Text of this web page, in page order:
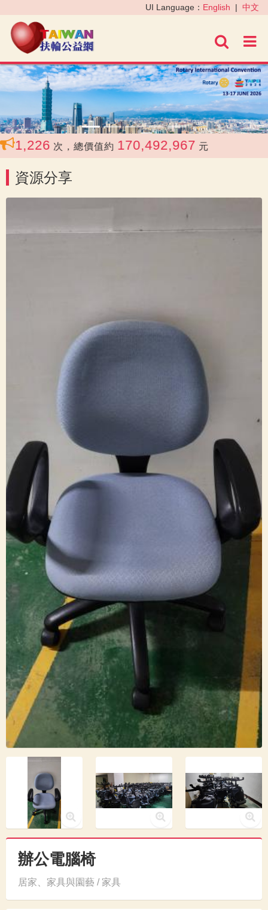
進階
UI Language： English | 中文
‹ ›
次，總價值約 170,492,967 元
資源分享
辦公電腦椅
居家、家具與園藝 / 家具